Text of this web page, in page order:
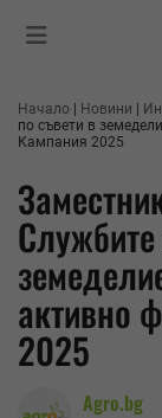
Начало Новини
по съвети в
Кампания 2025
активно
2025
Agro.bg